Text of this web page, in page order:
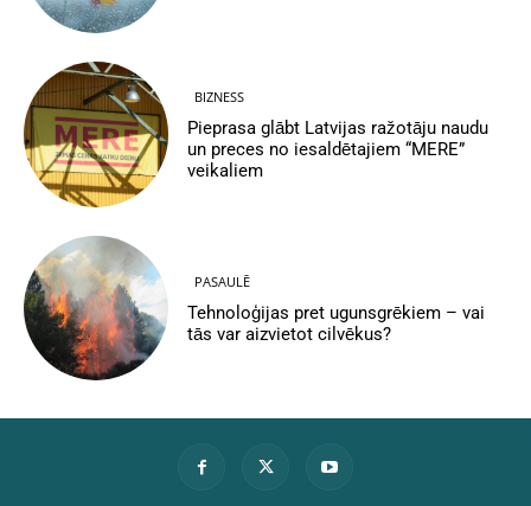
BIZNESS
Pieprasa glābt Latvijas ražotāju naudu
un preces no iesaldētajiem “MERE”
veikaliem
PASAULĒ
Tehnoloģijas pret ugunsgrēkiem – vai
tās var aizvietot cilvēkus?